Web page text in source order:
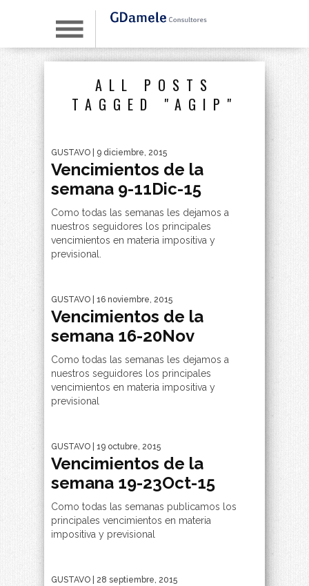
ALL POSTS
TAGGED "AGIP"
GUSTAVO | 9 diciembre, 2015
Vencimientos de la
semana 9-11Dic-15
Como todas las semanas les dejamos a
nuestros seguidores los principales
vencimientos en materia impositiva y
previsional.
GUSTAVO | 16 noviembre, 2015
Vencimientos de la
semana 16-20Nov
Como todas las semanas les dejamos a
nuestros seguidores los principales
vencimientos en materia impositiva y
previsional
GUSTAVO | 19 octubre, 2015
Vencimientos de la
semana 19-23Oct-15
Como todas las semanas publicamos los
principales vencimientos en materia
impositiva y previsional
GUSTAVO | 28 septiembre, 2015